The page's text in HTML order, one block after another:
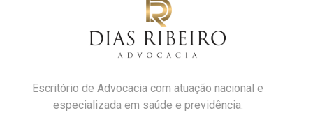
Escritório de Advocacia com atuação nacional e
especializada em saúde e previdência.